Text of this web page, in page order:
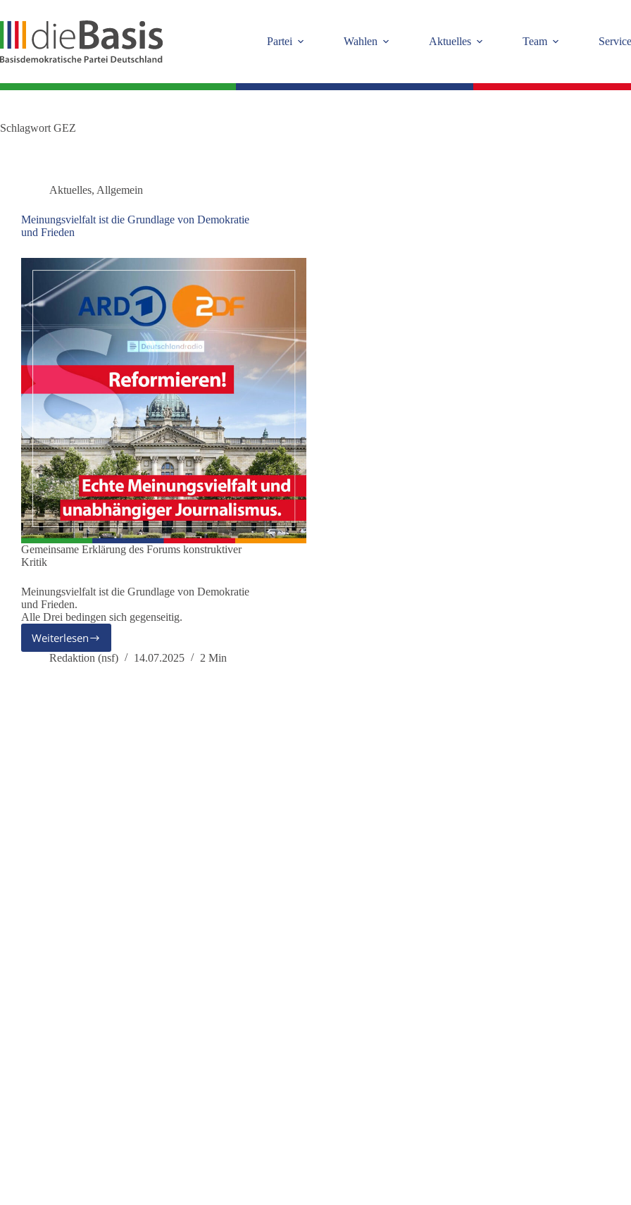
springen
Partei
Wahlen Aktuelles Team Service
Schlagwort GEZ
Aktuelles, Allgemein
Meinungsvielfalt ist die Grundlage von Demokratie
und Frieden
Gemeinsame Erklärung des Forums konstruktiver
Kritik
Meinungsvielfalt ist die Grundlage von Demokratie
und Frieden.
Alle Drei bedingen sich gegenseitig.
WeiterlesenMeinungsvielfalt
ist
Redaktion (nsf) 14.07.2025 2 Min